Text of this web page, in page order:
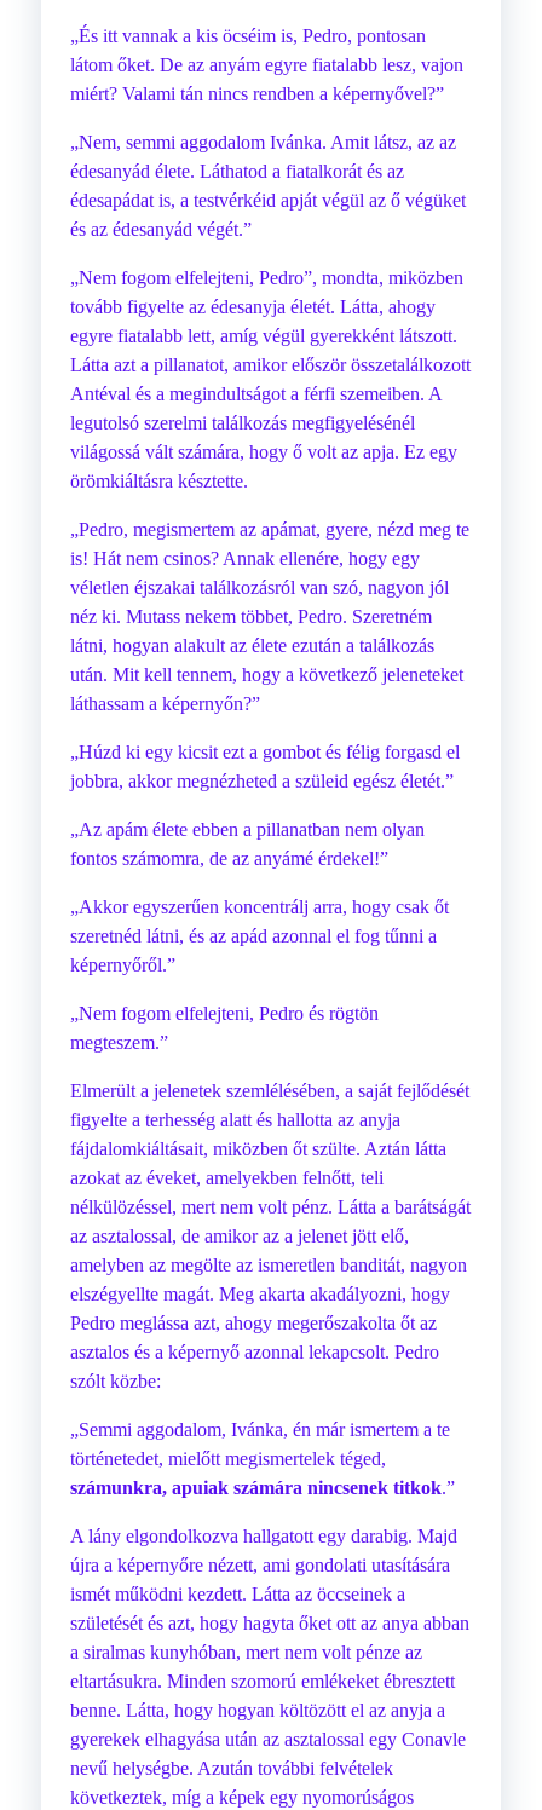
„És itt vannak a kis öcséim is, Pedro, pontosan
látom őket. De az anyám egyre fiatalabb lesz, vajon
miért? Valami tán nincs rendben a képernyővel?”
„Nem, semmi aggodalom Ivánka. Amit látsz, az az
édesanyád élete. Láthatod a fiatalkorát és az
édesapádat is, a testvérkéid apját végül az ő végüket
és az édesanyád végét.”
„Nem fogom elfelejteni, Pedro”, mondta, miközben
tovább figyelte az édesanyja életét. Látta, ahogy
egyre fiatalabb lett, amíg végül gyerekként látszott.
Látta azt a pillanatot, amikor először összetalálkozott
Antéval és a megindultságot a férfi szemeiben. A
legutolsó szerelmi találkozás megfigyelésénél
világossá vált számára, hogy ő volt az apja. Ez egy
örömkiáltásra késztette.
„Pedro, megismertem az apámat, gyere, nézd meg te
is! Hát nem csinos? Annak ellenére, hogy egy
véletlen éjszakai találkozásról van szó, nagyon jól
néz ki. Mutass nekem többet, Pedro. Szeretném
látni, hogyan alakult az élete ezután a találkozás
után. Mit kell tennem, hogy a következő jeleneteket
láthassam a képernyőn?”
„Húzd ki egy kicsit ezt a gombot és félig forgasd el
jobbra, akkor megnézheted a szüleid egész életét.”
„Az apám élete ebben a pillanatban nem olyan
fontos számomra, de az anyámé érdekel!”
„Akkor egyszerűen koncentrálj arra, hogy csak őt
szeretnéd látni, és az apád azonnal el fog tűnni a
képernyőről.”
„Nem fogom elfelejteni, Pedro és rögtön
megteszem.”
Elmerült a jelenetek szemlélésében, a saját fejlődését
figyelte a terhesség alatt és hallotta az anyja
fájdalomkiáltásait, miközben őt szülte. Aztán látta
azokat az éveket, amelyekben felnőtt, teli
nélkülözéssel, mert nem volt pénz. Látta a barátságát
az asztalossal, de amikor az a jelenet jött elő,
amelyben az megölte az ismeretlen banditát, nagyon
elszégyellte magát. Meg akarta akadályozni, hogy
Pedro meglássa azt, ahogy megerőszakolta őt az
asztalos és a képernyő azonnal lekapcsolt. Pedro
szólt közbe:
„Semmi aggodalom, Ivánka, én már ismertem a te
történetedet, mielőtt megismertelek téged,
számunkra, apuiak számára nincsenek titkok.”
A lány elgondolkozva hallgatott egy darabig. Majd
újra a képernyőre nézett, ami gondolati utasítására
ismét működni kezdett. Látta az öccseinek a
születését és azt, hogy hagyta őket ott az anya abban
a siralmas kunyhóban, mert nem volt pénze az
eltartásukra. Minden szomorú emlékeket ébresztett
benne. Látta, hogy hogyan költözött el az anyja a
gyerekek elhagyása után az asztalossal egy Conavle
nevű helységbe. Azután további felvételek
következtek, míg a képek egy nyomorúságos